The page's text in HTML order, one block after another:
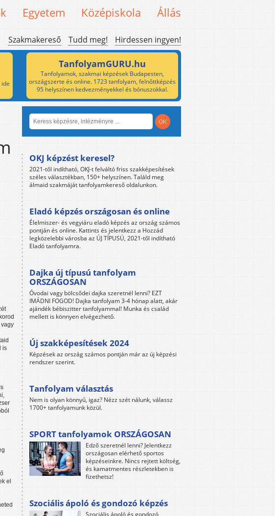
Egyetem Középiskola Állás
Szakmakereső Tudd meg! Hirdessen ingyen!
TanfolyamGURU.hu
Tanfolyamok, szakmai képzések Budapesten,
országszerte és online. 1723 tanfolyam, felnőttképzés
95 helyszínen kedvezményekkel és bónuszokkal.
is
el
OKJ képzést keresel?
2021-től indítható, OKJ-t felváltó friss szakképesítések
széles választékban, 150+ helyszínen. Találd meg
álmaid szakmáját tanfolyamkereső oldalunkon.
Eladó képzés országosan és online
Élelmiszer- és vegyiáru eladó képzés az ország számos
pontján és online. Kattints és jelentkezz a Hozzád
legközelebbi városba az ÚJ TÍPUSÚ, 2021-től indítható
Eladó tanfolyamra.
Dajka új típusú tanfolyam
ORSZÁGOSAN
Óvodai vagy bölcsődei dajka szeretnél lenni? EZT
IMÁDNI FOGOD! Dajka tanfolyam 3-4 hónap alatt, akár
ajándék bébiszitter tanfolyammal! Munka és család
mellett is könnyen elvégezhető.
Új szakképesítések 2024
Képzések az ország számos pontján már az új képzési
rendszer szerint.
Tanfolyam választás
Nem is olyan könnyű, igaz? Nézz szét nálunk, válassz
1700+ tanfolyamunk közül.
SPORT tanfolyamok ORSZÁGOSAN
Edző szeretnél lenni? Jelentkezz
országosan elérhető sportos
képzéseinkre. Nincs rejtett költség,
és kamatmentes részletekben is
fizethetsz!
Szociális ápoló és gondozó képzés